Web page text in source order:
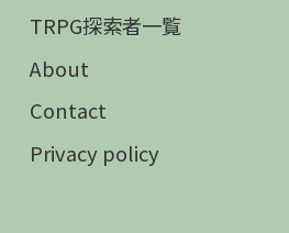
TRPG探索者一覧
About
Contact
Privacy policy